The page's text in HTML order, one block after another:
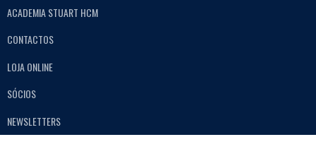
ACADEMIA STUART HCM
CONTACTOS
LOJA ONLINE
SÓCIOS
NEWSLETTERS